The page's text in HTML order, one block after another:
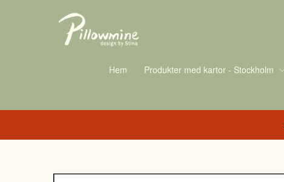
Hem Produkter med kartor - Stockholm